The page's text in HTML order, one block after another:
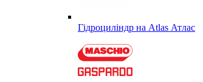
Гідроциліндр на Atlas Атлас